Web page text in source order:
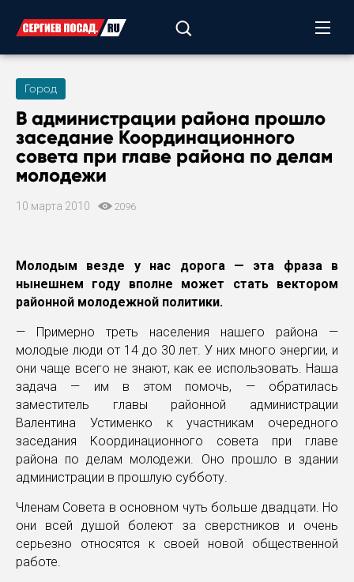
Город
В администрации района прошло
заседание Координационного
совета при главе района по делам
молодежи
10 марта 2010 2096
Молодым везде у нас дорога — эта фраза в
нынешнем году вполне может стать вектором
районной молодежной политики.
— Примерно треть населения нашего района —
молодые люди от 14 до 30 лет. У них много энергии, и
они чаще всего не знают, как ее использовать. Наша
задача — им в этом помочь, — обратилась
заместитель главы районной администрации
Валентина Устименко к участникам очередного
заседания Координационного совета при главе
района по делам молодежи. Оно прошло в здании
администрации в прошлую субботу.
Членам Совета в основном чуть больше двадцати. Но
они всей душой болеют за сверстников и очень
серьезно относятся к своей новой общественной
работе.